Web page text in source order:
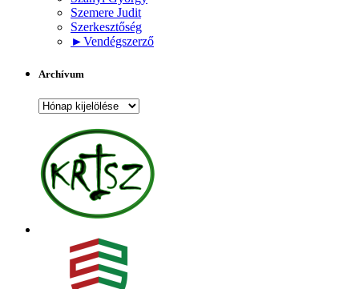
Szemere Judit
Szerkesztőség
►Vendégszerző
Archívum
Archívum